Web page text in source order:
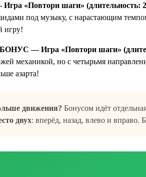
«Повтори шаги» (длительность:
под музыку, с нарастающим
игру!
— Игра «Повтори шаги»
механикой, но с четырьмя
азарта!
движения? Бонусом идёт
двух: вперёд, назад, влево и вправо.